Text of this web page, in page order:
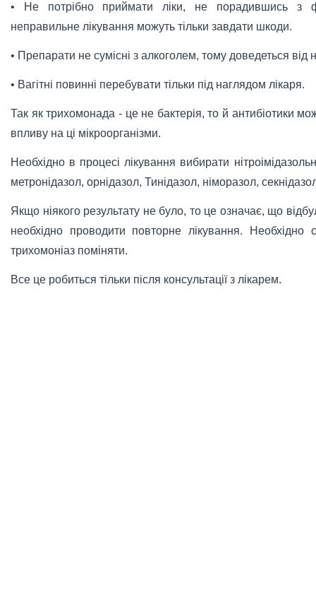
• Не потрібно приймати ліки, не порадившись з
неправильне лікування можуть тільки завдати шкоди.
• Препарати не сумісні з алкоголем, тому доведеться від
• Вагітні повинні перебувати тільки під наглядом лікаря.
Так як трихомонада - це не бактерія, то й антибіотики
впливу на ці мікроорганізми.
Необхідно в процесі лікування вибирати
метронідазол, орнідазол, Тинідазол, німоразол,
Якщо ніякого результату не було, то це означає, що
необхідно проводити повторне лікування. Необхідно
трихомоніаз поміняти.
Все це робиться тільки після консультації з лікарем.